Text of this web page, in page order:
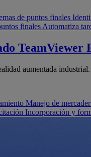
de puntos finales
finales Automatiza
TeamViewer
aumentada industrial.
Manejo de
Incorporación y